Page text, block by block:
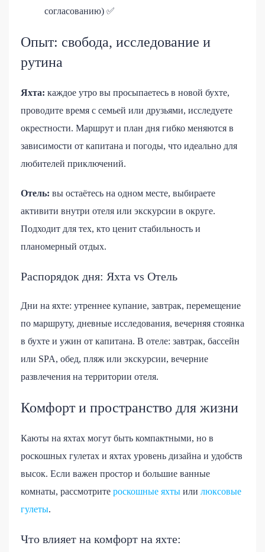
согласованию) ✅
Опыт: свобода, исследование и
рутина
Яхта: каждое утро вы просыпаетесь в новой бухте,
проводите время с семьей или друзьями, исследуете
окрестности. Маршрут и план дня гибко меняются в
зависимости от капитана и погоды, что идеально для
любителей приключений.
Отель: вы остаётесь на одном месте, выбираете
активити внутри отеля или экскурсии в округе.
Подходит для тех, кто ценит стабильность и
планомерный отдых.
Распорядок дня: Яхта vs Отель
Дни на яхте: утреннее купание, завтрак, перемещение
по маршруту, дневные исследования, вечерняя стоянка
в бухте и ужин от капитана. В отеле: завтрак, бассейн
или SPA, обед, пляж или экскурсии, вечерние
развлечения на территории отеля.
Комфорт и пространство для жизни
Каюты на яхтах могут быть компактными, но в
роскошных гулетах и яхтах уровень дизайна и удобств
высок. Если важен простор и большие ванные
комнаты, рассмотрите роскошные яхты или люксовые
гулеты.
Что влияет на комфорт на яхте: